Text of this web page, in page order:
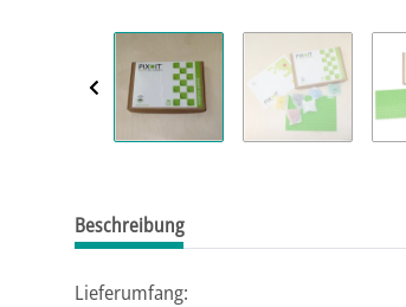
Beschreibung
Lieferumfang: